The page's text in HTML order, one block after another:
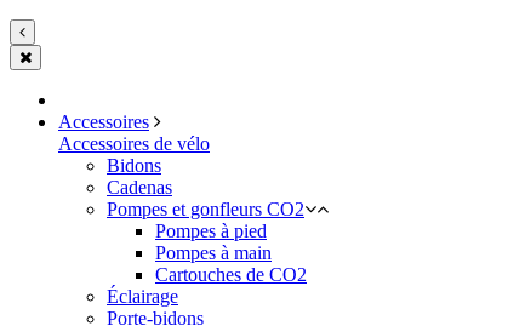
Accessoires
Accessoires de vélo
Bidons
Cadenas
Pompes et gonfleurs CO2
Pompes à pied
Pompes à main
Cartouches de CO2
Éclairage
Porte-bidons